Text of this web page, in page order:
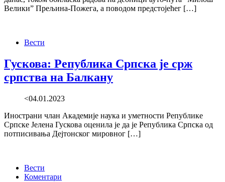
Велики” Прељина-Пожега, а поводом предстојећег […]
Вести
Гускова: Република Српска је срж
српства на Балкану
<04.01.2023
Инострани члан Академије наука и уметности Републике
Српске Јелена Гускова оценила је да је Република Српска од
потписивања Дејтонског мировног […]
Вести
Коментари